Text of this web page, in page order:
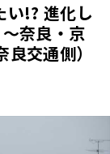
い!? 進化し
奈良・京
交通側）